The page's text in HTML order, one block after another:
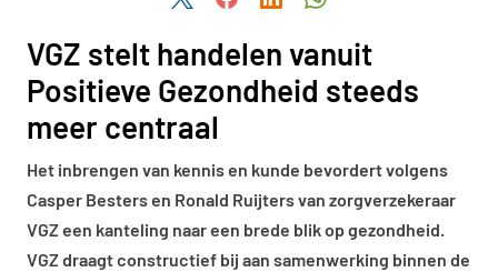
VGZ stelt handelen vanuit
Positieve Gezondheid steeds
meer centraal
Het inbrengen van kennis en kunde bevordert volgens
Casper Besters en Ronald Ruijters van zorgverzekeraar
VGZ een kanteling naar een brede blik op gezondheid.
VGZ draagt constructief bij aan samenwerking binnen de